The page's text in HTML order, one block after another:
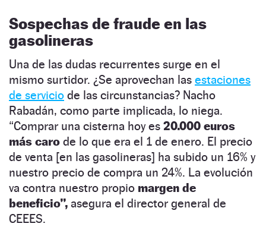
Sospechas de fraude en las
gasolineras
Una de las dudas recurrentes surge en el
mismo surtidor. ¿Se aprovechan las estaciones
de servicio de las circunstancias? Nacho
Rabadán, como parte implicada, lo niega.
“Comprar una cisterna hoy es 20.000 euros
más caro de lo que era el 1 de enero. El precio
de venta [en las gasolineras] ha subido un 16% y
nuestro precio de compra un 24%. La evolución
va contra nuestro propio margen de
beneficio”, asegura el director general de
CEEES.